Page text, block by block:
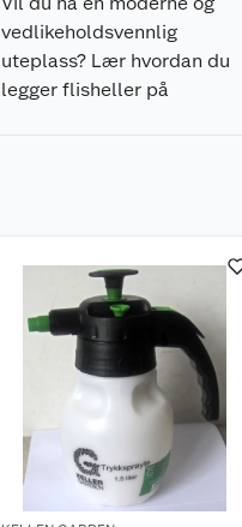
vedlikeholdsvennlig
uteplass? Lær hvordan du
legger flisheller på